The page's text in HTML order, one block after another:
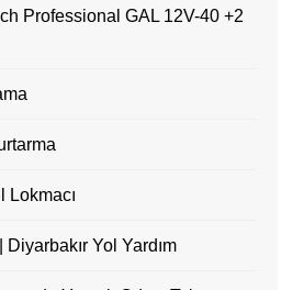
Professional GAL 12V-40 +2
Lokmacı
Yol Yardım